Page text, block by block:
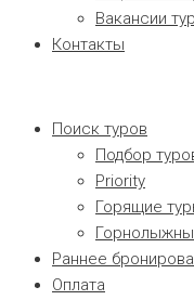
Вакансии
Контакты
Поиск туров
Подбор
Priority
Горящие
Раннее
Оплата